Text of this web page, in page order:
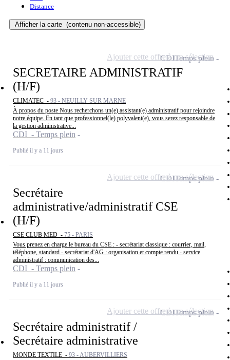
Distance
Afficher la carte (contenu non-accessible)
SECRETAIRE ADMINISTRATIF
(H/F)
CLIMATEC - 93 - NEUILLY SUR MARNE
À propos du poste Nous recherchons un(e) assistant(e) administratif pour rejoindre
notre équipe. En tant que professionnel(le) polyvalent(e), vous serez responsable de
la gestion administrative...
CDI - Temps plein
Publié il y a 11 jours
CDITemps plein
Ajouter cette offre à ma sélection
Secrétaire
administrative/administratif CSE
(H/F)
CSE CLUB MED - 75 - PARIS
Vous prenez en charge le bureau du CSE : - secrétariat classique : courrier, mail,
téléphone, standard - secrétariat d'AG : organisation et compte rendu - service
administratif : communication des...
CDI - Temps plein
Publié il y a 11 jours
CDITemps plein
Ajouter cette offre à ma sélection
Secrétaire administratif /
Secrétaire administrative
MONDE TEXTILE - 93 - AUBERVILLIERS
CDITemps plein
Ajouter cette offre à ma sélection